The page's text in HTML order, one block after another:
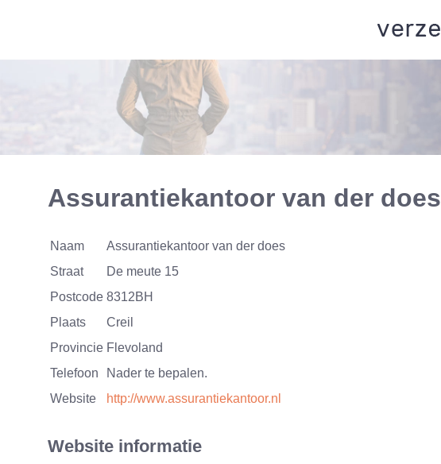
Assurantiekantoor van der does
Naam
Assurantiekantoor van der does
Straat
De meute 15
Postcode 8312BH
Plaats
Creil
Provincie Flevoland
Telefoon
Nader te bepalen.
Website
http://www.assurantiekantoor.nl
Website informatie